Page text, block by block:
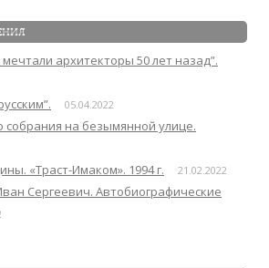
архитекторы 50 лет назад”.
05.04.2022
собрания на безымянной улице.
«Траст-Имаком». 1994 г. 21.02.2022
Сергеевич. Автобиографические